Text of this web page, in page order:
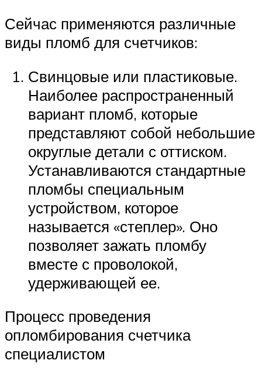
Сейчас применяются различные
виды пломб для счетчиков:
Свинцовые или пластиковые.
Наиболее распространенный
вариант пломб, которые
представляют собой небольшие
округлые детали с оттиском.
Устанавливаются стандартные
пломбы специальным
устройством, которое
называется «степлер». Оно
позволяет зажать пломбу
вместе с проволокой,
удерживающей ее.
Процесс проведения
опломбирования счетчика
специалистом